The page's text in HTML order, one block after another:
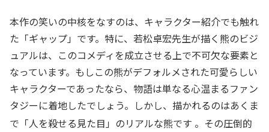
本作の笑いの中核をなすのは、キャラクター紹介でも触れ
た「ギャップ」です。特に、若松卓宏先生が描く熊のビジ
ュアルは、このコメディを成立させる上で不可欠な要素と
なっています。もしこの熊がデフォルメされた可愛らしい
キャラクターであったなら、物語は単なる心温まるファン
タジーに着地したでしょう。しかし、描かれるのはあくま
で「人を殺せる見た目」のリアルな熊です 。その圧倒的